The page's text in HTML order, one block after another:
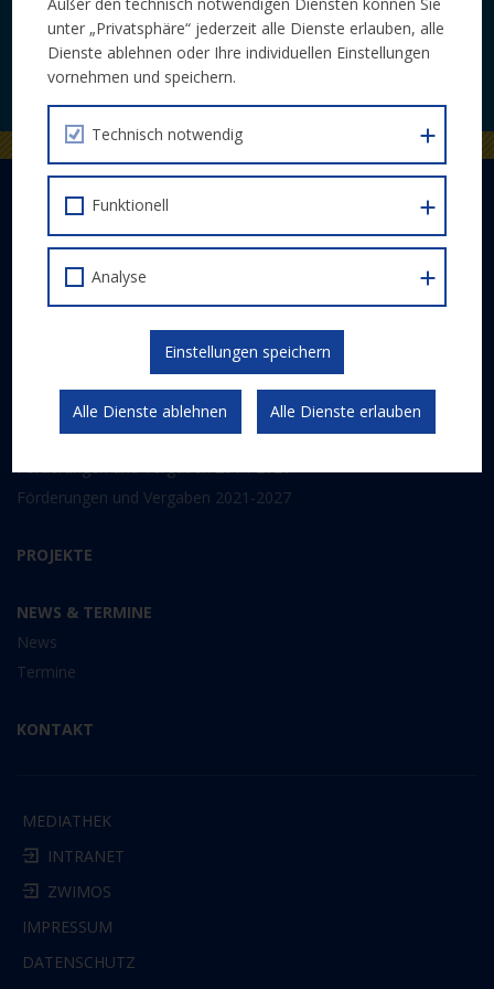
Veranstaltungen bequem per E-Mail.
JETZT ABONNIEREN
DER EUROPÄISCHE SOZIALFONDS PLUS
Abwicklung
Schwerpunkte
Gesetzlicher Rahmen
FÖRDERPROGRAMM
Förderungen und Vergaben 2014-2020
Förderungen und Vergaben 2021-2027
PROJEKTE
NEWS & TERMINE
News
Termine
KONTAKT
MEDIATHEK
INTRANET
ZWIMOS
IMPRESSUM
DATENSCHUTZ
unter „Privatsphäre“ jederzeit alle Dienste erlauben, alle
Dienste ablehnen oder Ihre individuellen Einstellungen
vornehmen und speichern.
Technisch notwendig
Funktionell
Analyse
Einstellungen speichern
Alle Dienste ablehnen Alle Dienste erlauben